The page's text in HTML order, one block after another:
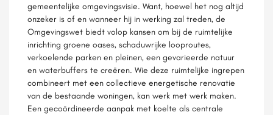
gemeentelijke omgevingsvisie. Want, hoewel het nog altijd
onzeker is of en wanneer hij in werking zal treden, de
Omgevingswet biedt volop kansen om bij de ruimtelijke
inrichting groene oases, schaduwrijke looproutes,
verkoelende parken en pleinen, een gevarieerde natuur
en waterbuffers te creëren. Wie deze ruimtelijke ingrepen
combineert met een collectieve energetische renovatie
van de bestaande woningen, kan werk met werk maken.
Een gecoördineerde aanpak met koelte als centrale